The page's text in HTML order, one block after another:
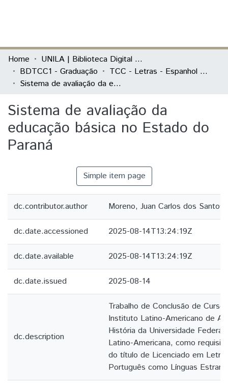
Communities & Collections
All of DSpace
Home
UNILA | Biblioteca Digital de Trabalhos de Conclusão de Curso
BDTCC1 - Graduação
TCC - Letras - Espanhol e Português como Línguas Estrangeiras
Sistema de avaliação da educação básica no Estado do Paraná
Sistema de avaliação da
educação básica no Estado do
Paraná
Simple item page
dc.contributor.author Moreno, Juan Carlos dos Santos
dc.date.accessioned 2025-08-14T13:24:19Z
dc.date.available 2025-08-14T13:24:19Z
dc.date.issued 2025-08-14
dc.description
Trabalho de Conclusão de
Instituto Latino-Americano de
História da Universidade Federal
Latino-Americana, como
do título de Licenciado em
Português como Línguas